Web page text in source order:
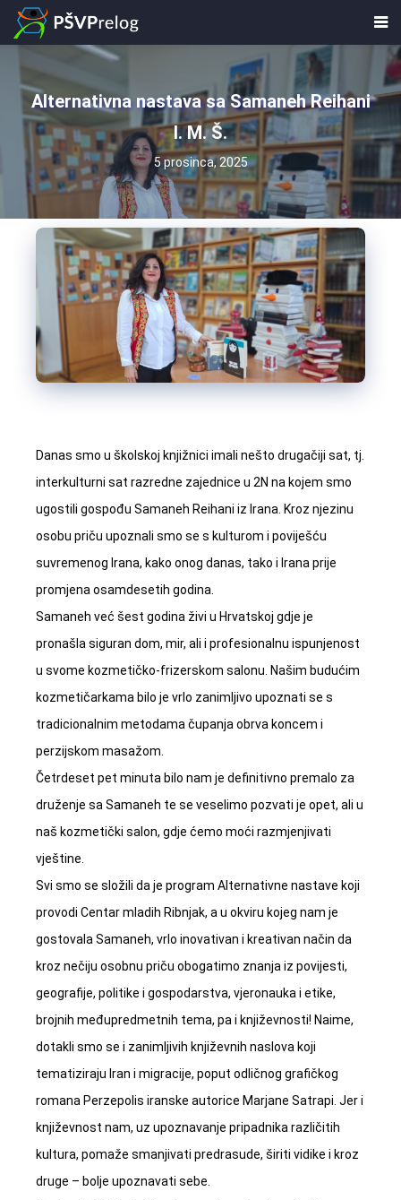
Alternativna nastava sa Samaneh Reihani
I. M. Š.
5 prosinca, 2025
Danas smo u školskoj knjižnici imali nešto drugačiji sat, tj.
interkulturni sat razredne zajednice u 2N na kojem smo
ugostili gospođu Samaneh Reihani iz Irana. Kroz njezinu
osobu priču upoznali smo se s kulturom i poviješću
suvremenog Irana, kako onog danas, tako i Irana prije
promjena osamdesetih godina.
Samaneh već šest godina živi u Hrvatskoj gdje je
pronašla siguran dom, mir, ali i profesionalnu ispunjenost
u svome kozmetičko-frizerskom salonu. Našim budućim
kozmetičarkama bilo je vrlo zanimljivo upoznati se s
tradicionalnim metodama čupanja obrva koncem i
perzijskom masažom.
Četrdeset pet minuta bilo nam je definitivno premalo za
druženje sa Samaneh te se veselimo pozvati je opet, ali u
naš kozmetički salon, gdje ćemo moći razmjenjivati
vještine.
Svi smo se složili da je program Alternativne nastave koji
provodi Centar mladih Ribnjak, a u okviru kojeg nam je
gostovala Samaneh, vrlo inovativan i kreativan način da
kroz nečiju osobnu priču obogatimo znanja iz povijesti,
geografije, politike i gospodarstva, vjeronauka i etike,
brojnih međupredmetnih tema, pa i književnosti! Naime,
dotakli smo se i zanimljivih književnih naslova koji
tematiziraju Iran i migracije, poput odličnog grafičkog
romana Perzepolis iranske autorice Marjane Satrapi. Jer i
književnost nam, uz upoznavanje pripadnika različitih
kultura, pomaže smanjivati predrasude, širiti vidike i kroz
druge – bolje upoznavati sebe.